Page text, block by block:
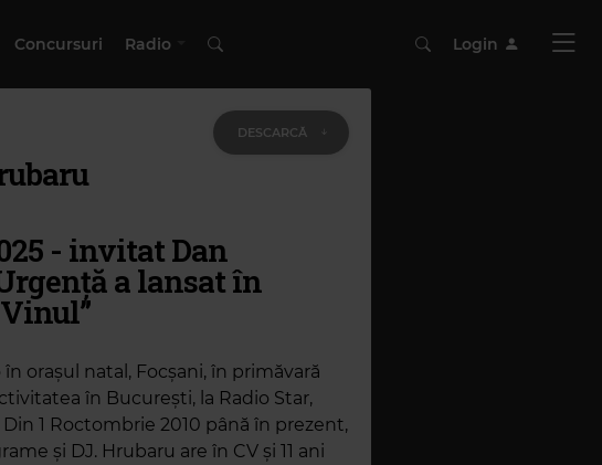
Concursuri Radio Login
- invitat Dan
a lansat în
orașul natal, Focșani, în primăvară
în București, la Radio Star,
1 Roctombrie 2010 până în prezent,
și DJ. Hrubaru are în CV și 11 ani
DESCARCĂ